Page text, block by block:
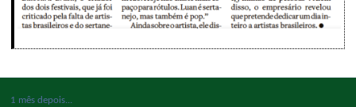
1 mês depois...